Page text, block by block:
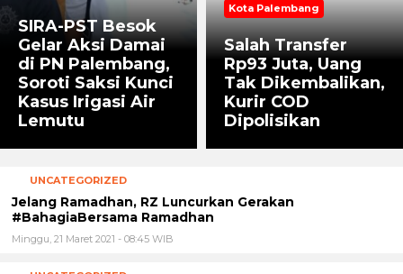
SIRA-PST Besok
Gelar Aksi Damai
di PN Palembang,
Soroti Saksi Kunci
Kasus Irigasi Air
Lemutu
Kota Palembang
Salah Transfer
Rp93 Juta, Uang
Tak Dikembalikan,
Kurir COD
Dipolisikan
UNCATEGORIZED
Jelang Ramadhan, RZ Luncurkan Gerakan
#BahagiaBersama Ramadhan
Minggu, 21 Maret 2021 - 08:45 WIB